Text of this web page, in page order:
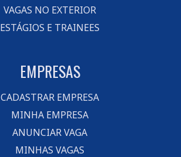
VAGAS NO EXTERIOR
ESTÁGIOS E TRAINEES
EMPRESAS
CADASTRAR EMPRESA
MINHA EMPRESA
ANUNCIAR VAGA
MINHAS VAGAS